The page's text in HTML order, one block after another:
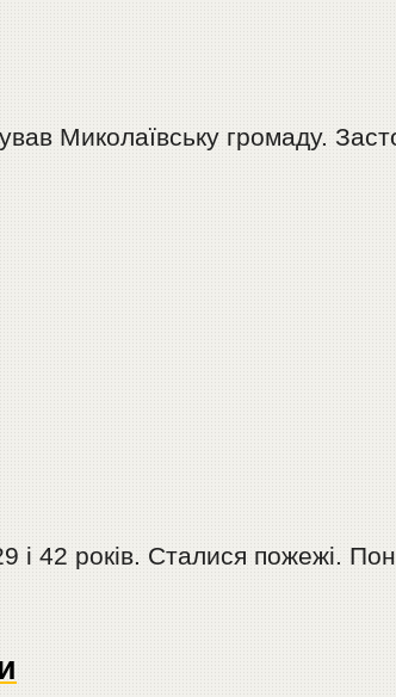
Миколаївську громаду.
і 42 років. Сталися пожежі.